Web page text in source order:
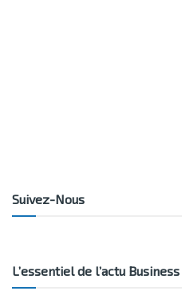
Suivez-Nous
L’essentiel de l’actu